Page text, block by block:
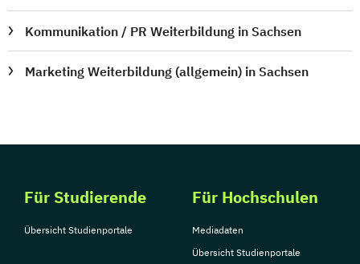
Kommunikation / PR Weiterbildung in Sachsen
Marketing Weiterbildung (allgemein) in Sachsen
Für Studierende
Übersicht Studienportale
Für Hochschulen
Mediadaten
Übersicht Studienportale